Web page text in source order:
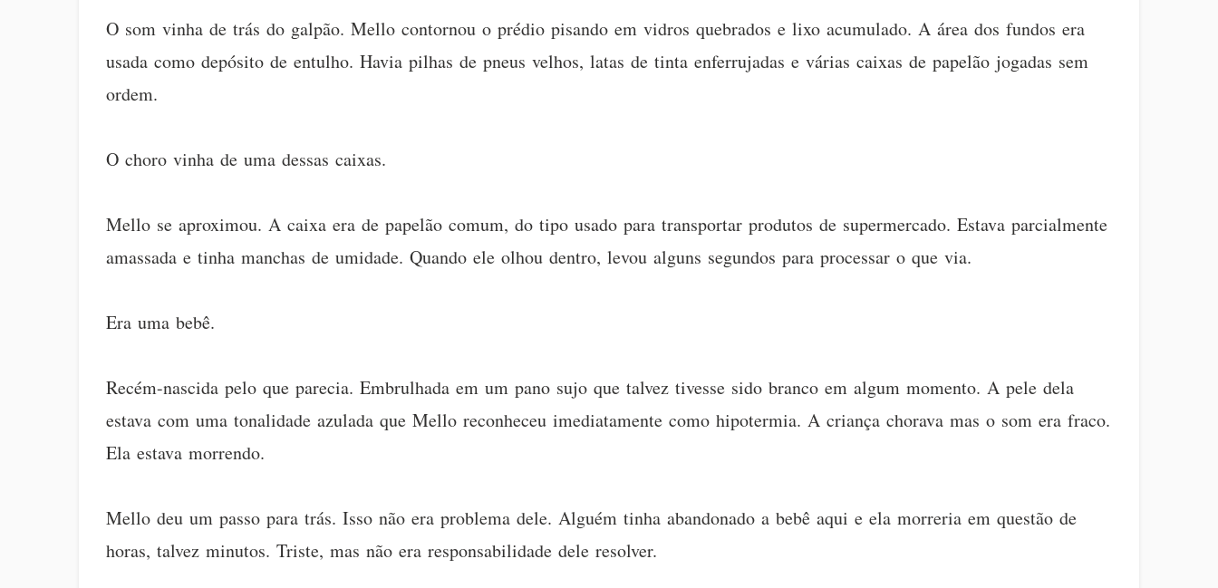
O som vinha de trás do galpão. Mello contornou o prédio pisando em vidros quebrados e lixo acumulado. A área dos fundos era
usada como depósito de entulho. Havia pilhas de pneus velhos, latas de tinta enferrujadas e várias caixas de papelão jogadas sem
ordem.
O choro vinha de uma dessas caixas.
Mello se aproximou. A caixa era de papelão comum, do tipo usado para transportar produtos de supermercado. Estava parcialmente
amassada e tinha manchas de umidade. Quando ele olhou dentro, levou alguns segundos para processar o que via.
Era uma bebê.
Recém-nascida pelo que parecia. Embrulhada em um pano sujo que talvez tivesse sido branco em algum momento. A pele dela
estava com uma tonalidade azulada que Mello reconheceu imediatamente como hipotermia. A criança chorava mas o som era fraco.
Ela estava morrendo.
Mello deu um passo para trás. Isso não era problema dele. Alguém tinha abandonado a bebê aqui e ela morreria em questão de
horas, talvez minutos. Triste, mas não era responsabilidade dele resolver.